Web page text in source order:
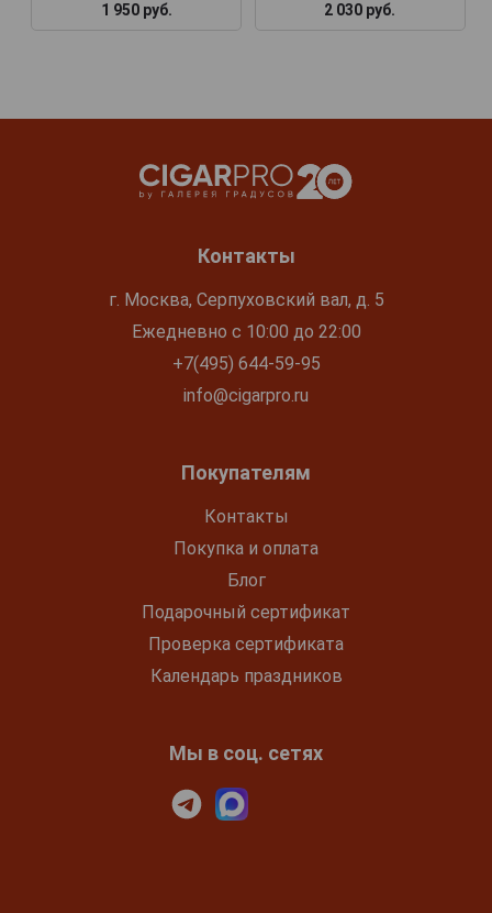
1 950 руб.
2 030 руб.
Контакты
г. Москва, Серпуховский вал, д. 5
Ежедневно с 10:00 до 22:00
+7(495) 644-59-95
info@cigarpro.ru
Покупателям
Контакты
Покупка и оплата
Блог
Подарочный сертификат
Проверка сертификата
Календарь праздников
Мы в соц. сетях